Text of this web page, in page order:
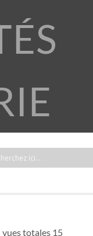
vues totales 15